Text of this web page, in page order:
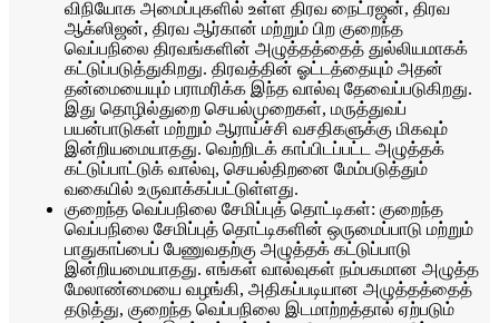
விநியோக அமைப்புகளில் உள்ள திரவ நைட்ரஜன், திரவ
ஆக்ஸிஜன், திரவ ஆர்கான் மற்றும் பிற குறைந்த
வெப்பநிலை திரவங்களின் அழுத்தத்தைத் துல்லியமாகக்
கட்டுப்படுத்துகிறது. திரவத்தின் ஓட்டத்தையும் அதன்
தன்மையையும் பராமரிக்க இந்த வால்வு தேவைப்படுகிறது.
இது தொழில்துறை செயல்முறைகள், மருத்துவப்
பயன்பாடுகள் மற்றும் ஆராய்ச்சி வசதிகளுக்கு மிகவும்
இன்றியமையாதது. வெற்றிடக் காப்பிடப்பட்ட அழுத்தக்
கட்டுப்பாட்டுக் வால்வு, செயல்திறனை மேம்படுத்தும்
வகையில் உருவாக்கப்பட்டுள்ளது.
குறைந்த வெப்பநிலை சேமிப்புத் தொட்டிகள்: குறைந்த
வெப்பநிலை சேமிப்புத் தொட்டிகளின் ஒருமைப்பாடு மற்றும்
பாதுகாப்பைப் பேணுவதற்கு அழுத்தக் கட்டுப்பாடு
இன்றியமையாதது. எங்கள் வால்வுகள் நம்பகமான அழுத்த
மேலாண்மையை வழங்கி, அதிகப்படியான அழுத்தத்தைத்
தடுத்து, குறைந்த வெப்பநிலை இடமாற்றத்தால் ஏற்படும்